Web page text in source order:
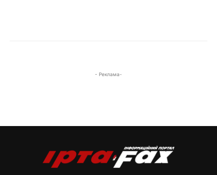
- Реклама-